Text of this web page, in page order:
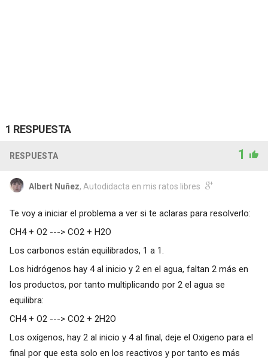
1 RESPUESTA
RESPUESTA 1
Albert Nuñez, Autodidacta en mis ratos libres
Te voy a iniciar el problema a ver si te aclaras para resolverlo:
CH4 + O2 ---> CO2 + H2O
Los carbonos están equilibrados, 1 a 1.
Los hidrógenos hay 4 al inicio y 2 en el agua, faltan 2 más en
los productos, por tanto multiplicando por 2 el agua se
equilibra:
CH4 + O2 ---> CO2 + 2H2O
Los oxígenos, hay 2 al inicio y 4 al final, deje el Oxigeno para el
final por que esta solo en los reactivos y por tanto es más